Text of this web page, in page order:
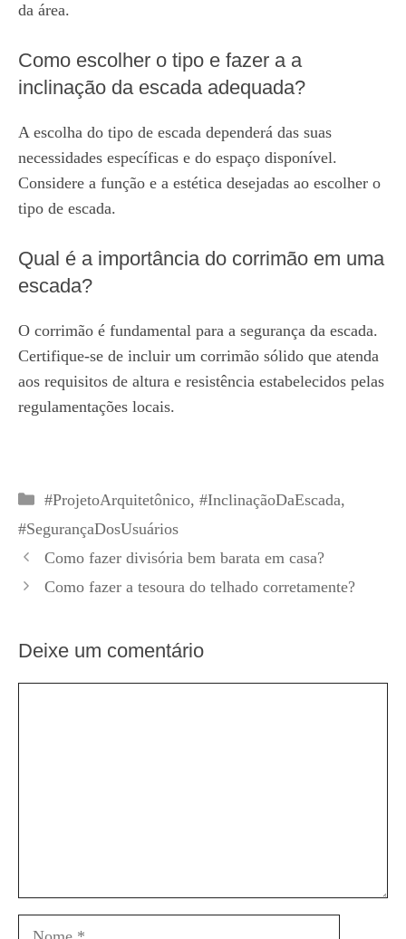
da área.
Como escolher o tipo e fazer a a
inclinação da escada adequada?
A escolha do tipo de escada dependerá das suas
necessidades específicas e do espaço disponível.
Considere a função e a estética desejadas ao escolher o
tipo de escada.
Qual é a importância do corrimão em uma
escada?
O corrimão é fundamental para a segurança da escada.
Certifique-se de incluir um corrimão sólido que atenda
aos requisitos de altura e resistência estabelecidos pelas
regulamentações locais.
Categorias
#ProjetoArquitetônico, #InclinaçãoDaEscada,
#SegurançaDosUsuários
Como fazer divisória bem barata em casa?
Como fazer a tesoura do telhado corretamente?
Deixe um comentário
Nome